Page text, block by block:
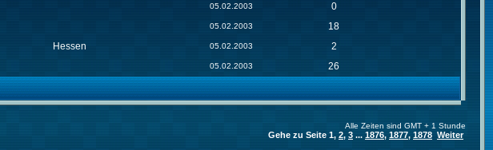
05.02.2003
0
05.02.2003
18
Hessen 05.02.2003
2
05.02.2003 26
Alle Zeiten sind GMT + 1 Stunde
Gehe zu Seite 1, 2, 3 ... 1876, 1877, 1878 Weiter